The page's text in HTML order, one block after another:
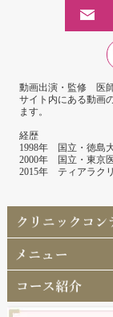
動画出演・監修 医
サイト内にある動画
ます。
経歴
1998年 国立・徳島
2000年 国立・東京
2015年 ティアラク